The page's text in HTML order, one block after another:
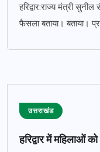
हरिद्वार:राज्य मंत्री
फैसला बताया। बताया।
उत्तराखंड
हरिद्वार में महिलाओं